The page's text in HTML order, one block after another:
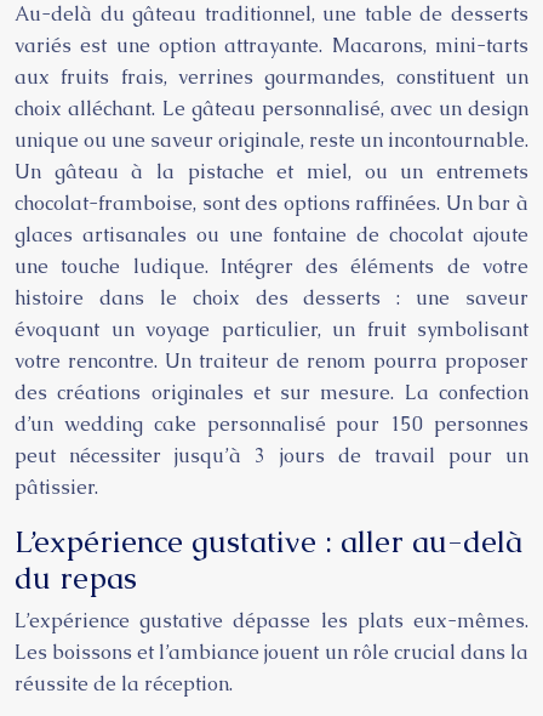
Au-delà du gâteau traditionnel, une table de desserts
variés est une option attrayante. Macarons, mini-tarts
aux fruits frais, verrines gourmandes, constituent un
choix alléchant. Le gâteau personnalisé, avec un design
unique ou une saveur originale, reste un incontournable.
Un gâteau à la pistache et miel, ou un entremets
chocolat-framboise, sont des options raffinées. Un bar à
glaces artisanales ou une fontaine de chocolat ajoute
une touche ludique. Intégrer des éléments de votre
histoire dans le choix des desserts : une saveur
évoquant un voyage particulier, un fruit symbolisant
votre rencontre. Un traiteur de renom pourra proposer
des créations originales et sur mesure. La confection
d’un wedding cake personnalisé pour 150 personnes
peut nécessiter jusqu’à 3 jours de travail pour un
pâtissier.
L’expérience gustative : aller au-delà
du repas
L’expérience gustative dépasse les plats eux-mêmes.
Les boissons et l’ambiance jouent un rôle crucial dans la
réussite de la réception.